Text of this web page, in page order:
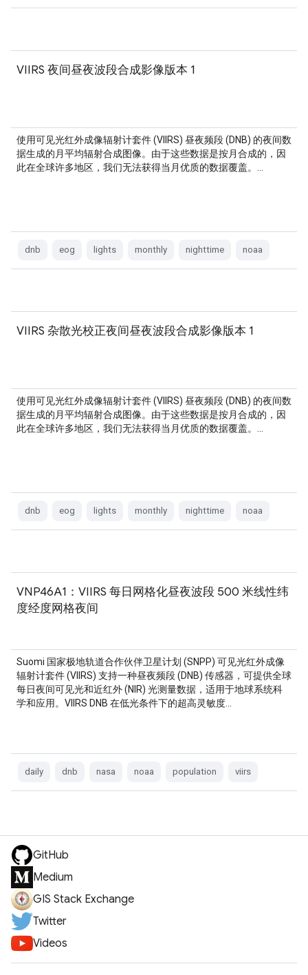
VIIRS 夜间昼夜波段合成影像版本 1
使用可见光红外成像辐射计套件 (VIIRS) 昼夜频段 (DNB) 的夜间数
据生成的月平均辐射合成图像。由于这些数据是按月合成的，因
此在全球许多地区，我们无法获得当月优质的数据覆盖。…
dnb eog lights monthly nighttime noaa
VIIRS 杂散光校正夜间昼夜波段合成影像版本 1
使用可见光红外成像辐射计套件 (VIIRS) 昼夜频段 (DNB) 的夜间数
据生成的月平均辐射合成图像。由于这些数据是按月合成的，因
此在全球许多地区，我们无法获得当月优质的数据覆盖。…
dnb eog lights monthly nighttime noaa
VNP46A1：VIIRS 每日网格化昼夜波段 500 米线性纬
度经度网格夜间
Suomi 国家极地轨道合作伙伴卫星计划 (SNPP) 可见光红外成像
辐射计套件 (VIIRS) 支持一种昼夜频段 (DNB) 传感器，可提供全球
每日夜间可见光和近红外 (NIR) 光测量数据，适用于地球系统科
学和应用。VIIRS DNB 在低光条件下的超高灵敏度…
daily dnb nasa noaa population viirs
GitHub
Medium
GIS Stack Exchange
Twitter
Videos